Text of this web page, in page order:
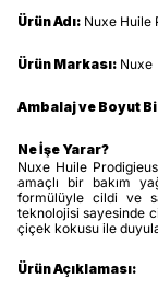
Ürün Adı: Nuxe Huile
Ürün Markası: Nuxe
Ambalaj ve Boyut
Ne İşe Yarar?
Nuxe Huile
amaçlı bir bakım
formülüyle cildi ve
teknolojisi sayesinde
çiçek kokusu ile
Ürün Açıklaması: